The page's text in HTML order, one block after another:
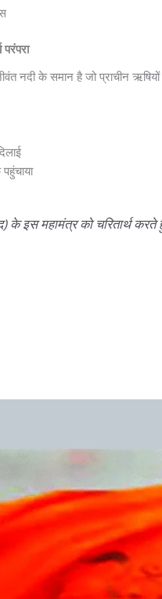
नदी के समान है जो प्राचीन
के इस महामंत्र को चरितार्थ